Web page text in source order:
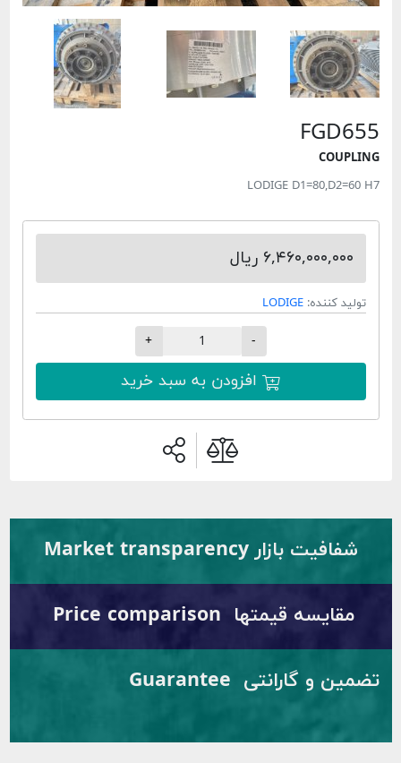
FGD655
COUPLING
LODIGE D1=80,D2=60 H7
۶,۴۶۰,۰۰۰,۰۰۰ ریال
تولید کننده: LODIGE
-
+
افزودن به سبد خرید
شفافیت بازار Market transparency
مقایسه قیمتها Price comparison